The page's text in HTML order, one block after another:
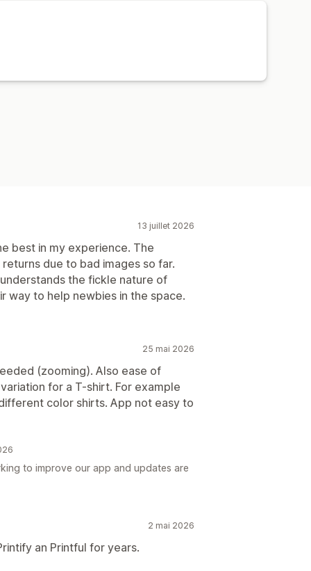
13 juillet 2026
best in my experience. The
due to bad images so far.
the fickle nature of
way to help newbies in the space.
25 mai 2026
(zooming). Also ease of
for a T-shirt. For example
color shirts. App not easy to
to improve our app and updates are
2 mai 2026
an Printful for years.